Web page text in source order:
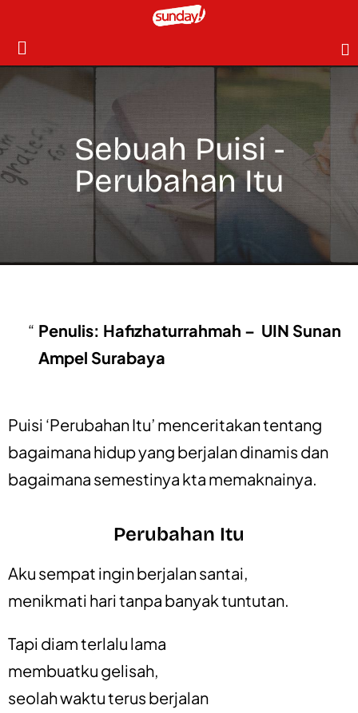
Sebuah Puisi -
Perubahan Itu
Penulis: Hafizhaturrahmah – UIN Sunan
Ampel Surabaya
Puisi ‘Perubahan Itu’ menceritakan tentang
bagaimana hidup yang berjalan dinamis dan
bagaimana semestinya kta memaknainya.
Perubahan Itu
Aku sempat ingin berjalan santai,
menikmati hari tanpa banyak tuntutan.
Tapi diam terlalu lama
membuatku gelisah,
seolah waktu terus berjalan